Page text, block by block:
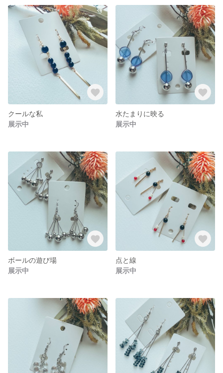
クールな私
展示中
水たまりに映る
展示中
ボールの遊び場
展示中
点と線
展示中